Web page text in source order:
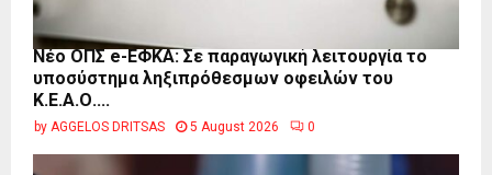
Νέο ΟΠΣ e-ΕΦΚΑ: Σε παραγωγική λειτουργία το
υποσύστημα ληξιπρόθεσμων οφειλών του
Κ.Ε.Α.Ο....
by AGGELOS DRITSAS 5 August 2026 0